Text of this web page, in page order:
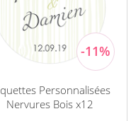
Personnalisées
Nervures Bois x12